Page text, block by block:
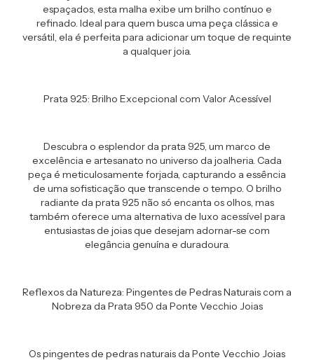
espaçados, esta malha exibe um brilho contínuo e
refinado. Ideal para quem busca uma peça clássica e
versátil, ela é perfeita para adicionar um toque de requinte
a qualquer joia.
Prata 925: Brilho Excepcional com Valor Acessível
Descubra o esplendor da prata 925, um marco de
excelência e artesanato no universo da joalheria. Cada
peça é meticulosamente forjada, capturando a essência
de uma sofisticação que transcende o tempo. O brilho
radiante da prata 925 não só encanta os olhos, mas
também oferece uma alternativa de luxo acessível para
entusiastas de joias que desejam adornar-se com
elegância genuína e duradoura.
Reflexos da Natureza: Pingentes de Pedras Naturais com a
Nobreza da Prata 950 da Ponte Vecchio Joias
Os pingentes de pedras naturais da Ponte Vecchio Joias